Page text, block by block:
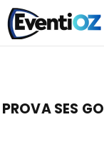
PROVA SES GO